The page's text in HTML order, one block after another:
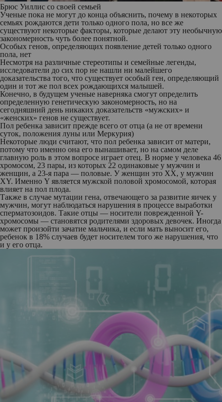
Брюс Уиллис со своей семьей
Ученые пока не могут до конца объяснить, почему в некоторых
семьях рождаются дети только одного пола, но все же
существуют некоторые факторы, которые делают эту необычную
закономерность чуть более понятной.
Особых генов, определяющих появление детей только одного
пола, нет
Несмотря на различные стереотипы и семейные легенды,
исследователи до сих пор не нашли ни малейшего
доказательства того, что существует особый ген, определяющий
один и тот же пол всех рождающихся малышей.
Конечно, в будущем ученые наверняка смогут определить
определенную генетическую закономерность, но на
сегодняшний день никаких доказательств «мужских» и
«женских» генов не существует.
Пол ребенка зависит прежде всего от отца (а не от времени
суток, положения луны или Меркурия)
Некоторые люди считают, что пол ребенка зависит от матери,
потому что именно она его вынашивает, но на самом деле
главную роль в этом вопросе играет отец. В норме у человека 46
хромосом, 23 пары, из которых 22 одинаковые у мужчин и
женщин, а 23-я пара — половые. У женщин это XX, у мужчин
XY. Именно Y является мужской половой хромосомой, которая
влияет на пол плода.
Также в случае мутации гена, отвечающего за развитие яичек у
мужчин, могут наблюдаться нарушения в процессе выработки
сперматозоидов. Такие отцы — носители поврежденной Y-
хромосомы — становятся родителями здоровых девочек. Иногда
может произойти зачатие мальчика, и если мать выносит его,
ребенок в 18% случаев будет носителем того же нарушения, что
и у его отца.